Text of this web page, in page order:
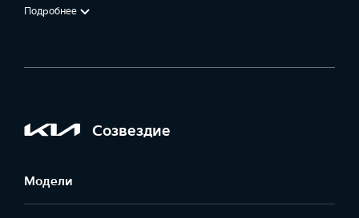
Подробнее
Созвездие
Модели